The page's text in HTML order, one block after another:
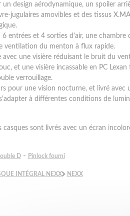
un design aérodynamique, un spoiler
jugulaires amovibles et des tissus
entrées et 4 sorties d'air, une chambre
ventilation du menton à flux rapide.
avec une visière réduisant le bruit du
et une visière incassable en PC Lexan
verrouillage.
pour une vision nocturne, et livré avec
à différentes conditions de
casques sont livrés avec un écran
D - Pinlock fourni
INTÉGRAL NEXX NEXX